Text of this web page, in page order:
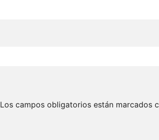
Los campos obligatorios están marcados